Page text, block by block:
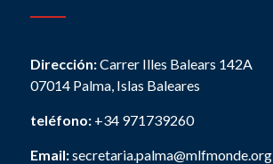
Dirección:Carrer Illes Balears 142A
07014 Palma, Islas Baleares
teléfono: +34 971739260
Email:secretaria.palma@mlfmonde.org